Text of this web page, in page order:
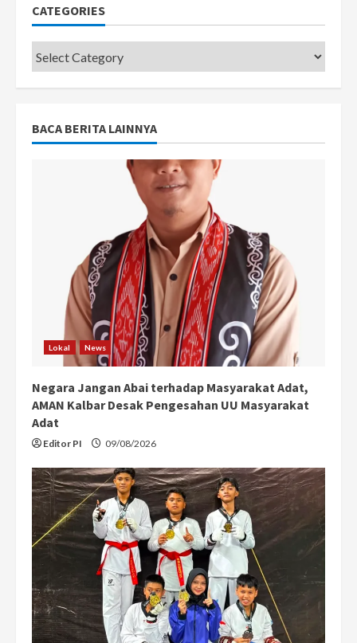
CATEGORIES
Categories
BACA BERITA LAINNYA
Lokal News
Negara Jangan Abai terhadap Masyarakat Adat,
AMAN Kalbar Desak Pengesahan UU Masyarakat
Adat
Editor PI 09/08/2026